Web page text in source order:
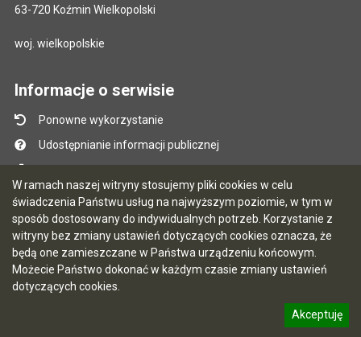
W ramach naszej witryny stosujemy pliki cookies w celu
świadczenia Państwu usług na najwyższym poziomie, w tym w
sposób dostosowany do indywidualnych potrzeb. Korzystanie z
witryny bez zmiany ustawień dotyczących cookies oznacza, że
będą one zamieszczane w Państwa urządzeniu końcowym.
Możecie Państwo dokonać w każdym czasie zmiany ustawień
dotyczących cookies.
Akceptuję
63-720 Koźmin Wielkopolski
woj. wielkopolskie
Informacje o serwisie
Ponowne wykorzystanie
Udostępnianie informacji publicznej
Instrukcja obsługi
Statystyki oglądalności
Ostatnio dodane
Ostatnia aktualizacja BIP: 06.08.2026 15:33
CMS i hosting: Logonet Sp. z o.o. w Bydgoszczy